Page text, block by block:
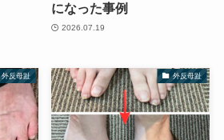
になった事例
2026.07.19
外反母趾 外反母趾